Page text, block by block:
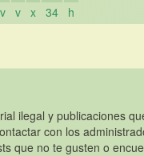
v x 34 h
ilegal y publicaciones
con los
que no te gusten o